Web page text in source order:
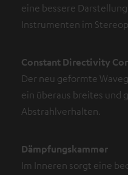
eine bessere
Instrumenten im
Constant Directivity
Der neu geformte
ein überaus breites und
Abstrahlverhalten.
Dämpfungskammer
Im Inneren sorgt eine